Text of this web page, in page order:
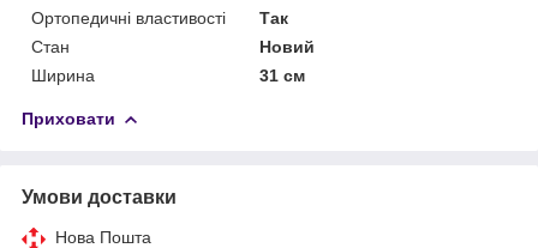
Ортопедичні властивості
Так
Стан
Новий
Ширина
31 см
Приховати
Умови доставки
Нова Пошта